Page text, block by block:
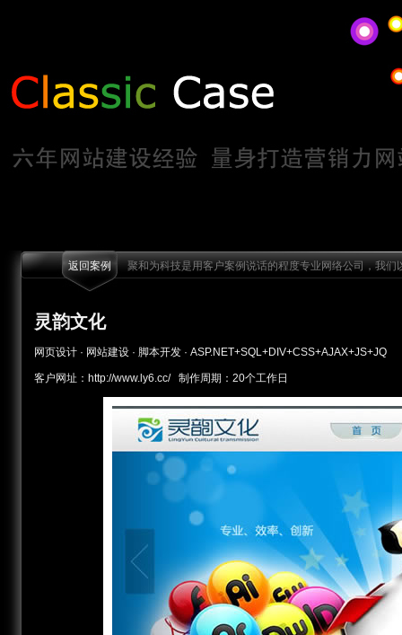
返回案例聚和为科技是用客户案例说话的程度专业网络公司，我们
灵韵文化
网页设计 · 网站建设 · 脚本开发 · ASP.NET+SQL+DIV+CSS+AJAX+JS+JQ
客户网址：http://www.ly6.cc/ 制作周期：20个工作日